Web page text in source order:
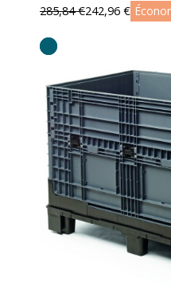
285,84 €242,96 €